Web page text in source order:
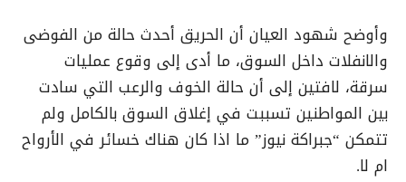
وأوضح شهود العيان أن الحريق أحدث حالة من الفوضى
والانفلات داخل السوق، ما أدى إلى وقوع عمليات
سرقة، لافتين إلى أن حالة الخوف والرعب التي سادت
بين المواطنين تسببت في إغلاق السوق بالكامل ولم
تتمكن “جبراكة نيوز” ما اذا كان هناك خسائر في الأرواح
ام لا.